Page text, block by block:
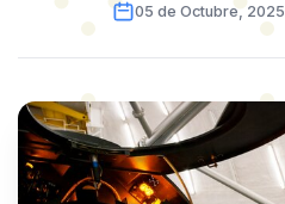
05 de Octubre, 2025